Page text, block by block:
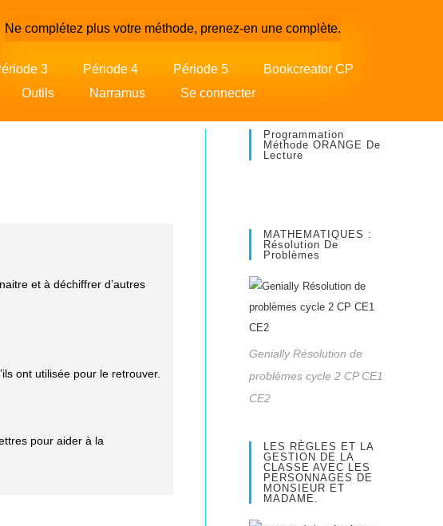
Ne complétez plus votre méthode, prenez-en une complète.
3 Période 4 Période 5
Bookcreator CP
Outils Narramus Se connecter
et à déchiffrer d’autres
ont utilisée pour le retrouver.
pour aider à la
Programmation
Méthode ORANGE De
Lecture
MATHEMATIQUES :
Résolution De
Problèmes
Genially Résolution de
problèmes cycle 2 CP CE1
CE2
LES RÈGLES ET LA
GESTION DE LA
CLASSE AVEC LES
PERSONNAGES DE
MONSIEUR ET
MADAME.